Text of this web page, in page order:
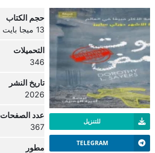
للتنزيل
TELEGRAM
حجم الكتاب
13 ميجا بايت
التحميلات
346
تاريخ النشر
2026
عدد الصفحات
367
مطور